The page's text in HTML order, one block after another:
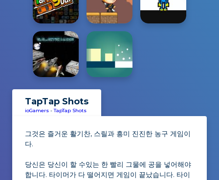
TapTap Shots
ioGamers -TapTap Shots
그것은 즐거운 활기찬, 스릴과 흥미 진진한 농구 게임이
다.
당신은 당신이 할 수있는 한 빨리 그물에 공을 넣어해야
합니다. 타이머가 다 떨어지면 게임이 끝났습니다. 타이